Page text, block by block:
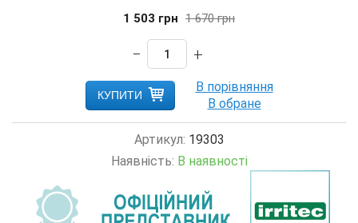
1 503 грн 1 670грн
− +
КУПИТИ
Артикул: 19303
Наявність: В наявності